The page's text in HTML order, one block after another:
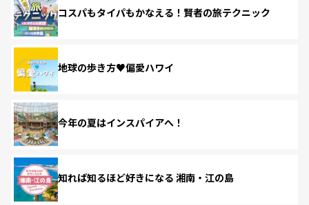
コスパもタイパもかなえる！賢者の旅テクニック
地球の歩き方♥偏愛ハワイ
今年の夏はインスパイアへ！
知れば知るほど好きになる 湘南・江の島